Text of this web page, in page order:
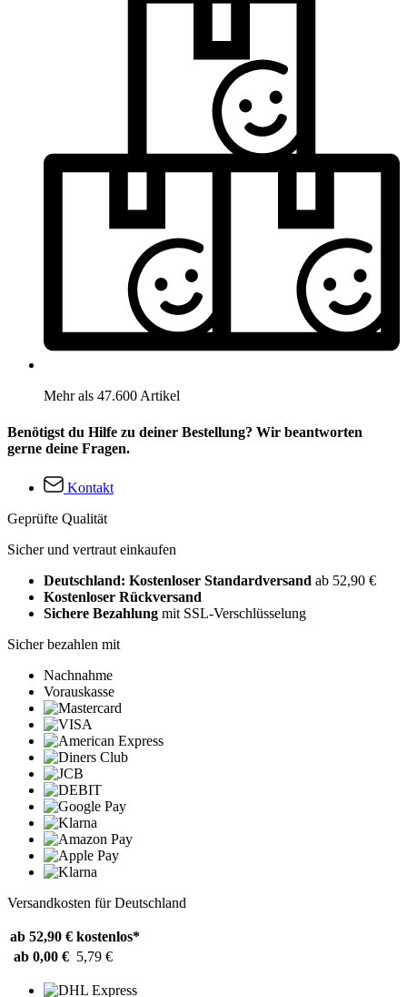
Mehr als 47.600 Artikel
Benötigst du Hilfe zu deiner Bestellung? Wir beantworten
gerne deine Fragen.
Kontakt
Geprüfte Qualität
Sicher und vertraut einkaufen
Deutschland: Kostenloser Standardversand ab 52,90 €
Kostenloser Rückversand
Sichere Bezahlung mit SSL-Verschlüsselung
Sicher bezahlen mit
Nachnahme
Vorauskasse
Versandkosten für Deutschland
ab 52,90 € kostenlos*
ab 0,00 € 5,79 €